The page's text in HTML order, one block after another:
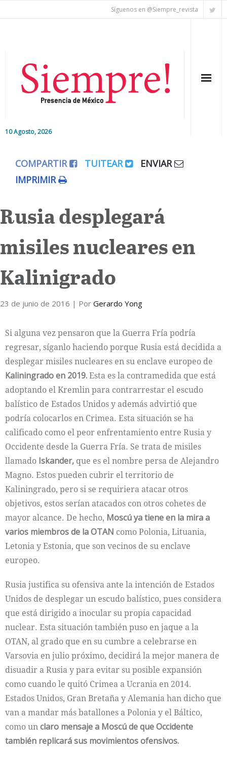
Síguenos en @Siempre_revista
10 Agosto, 2026
Editorial
Colaboradores
Internacional
Cultura
COMPARTIR TUITEAR
ENVIAR
IMPRIMIR
Rusia desplegará
misiles nucleares en
Kalinigrado
23 de junio de 2016 | Por Gerardo Yong
Si alguna vez pensaron que la Guerra Fría podría
regresar, síganlo haciendo porque Rusia está decidida a
desplegar misiles nucleares en su enclave europeo de
Kaliningrado en 2019.Esta es la contramedida que está
adoptando el Kremlin para contrarrestar el escudo
balístico de Estados Unidos y además advirtió que
podría colocarlos en Crimea. Esta situación se ha
calificado como el peor enfrentamiento entre Rusia y
Occidente desde la Guerra Fría. Se trata de misiles
llamado Iskander, que es el nombre persa de Alejandro
Magno. Estos pueden cubrir el territorio de
Kaliningrado, pero si se requiriera atacar otros
objetivos, estos serían atacados con otros cohetes de
mayor alcance. De hecho, Moscú ya tiene en la mira a
varios miembros de la OTAN como Polonia, Lituania,
Letonia y Estonia, que son vecinos de su enclave
europeo.
Rusia justifica su ofensiva ante la intención de Estados
Unidos de desplegar un escudo balístico, pues considera
que está dirigido a inocular su propia capacidad
nuclear. Esta situación también puso en jaque a la
OTAN, al grado que en su cumbre a celebrarse en
Varsovia en julio próximo, decidirá la mejor manera de
disuadir a Rusia y para evitar su posible expansión
como cuando le quitó Crimea a Ucrania en 2014.
Estados Unidos, Gran Bretaña y Alemania han dicho que
van a mandar más batallones a Polonia y el Báltico,
como unclaro mensaje a Moscú de que Occidente
también replicará sus movimientos ofensivos.